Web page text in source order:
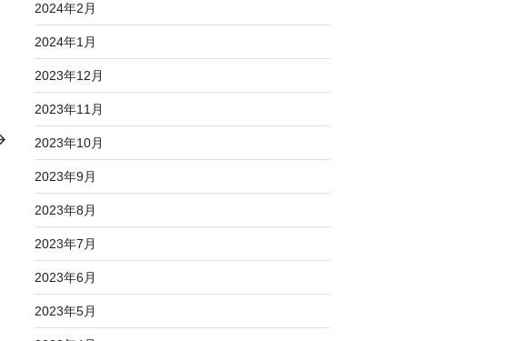
2024年2月
2024年1月
2023年12月
2023年11月
2023年10月
2023年9月
2023年8月
2023年7月
2023年6月
2023年5月